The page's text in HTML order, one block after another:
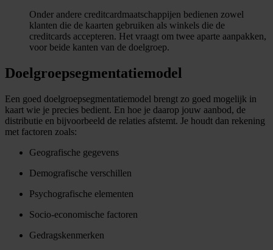
Onder andere creditcardmaatschappijen bedienen zowel
klanten die de kaarten gebruiken als winkels die de
creditcards accepteren. Het vraagt om twee aparte aanpakken,
voor beide kanten van de doelgroep.
Doelgroepsegmentatiemodel
Een goed doelgroepsegmentatiemodel brengt zo goed mogelijk in
kaart wie je precies bedient. En hoe je daarop jouw aanbod, de
distributie en bijvoorbeeld de relaties afstemt. Je houdt dan rekening
met factoren zoals:
Geografische gegevens
Demografische verschillen
Psychografische elementen
Socio-economische factoren
Gedragskenmerken